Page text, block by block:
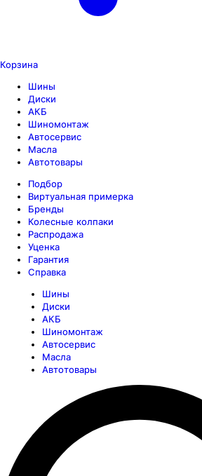
Корзина
Шины
Диски
АКБ
Шиномонтаж
Автосервис
Масла
Автотовары
Подбор
Виртуальная примерка
Бренды
Колесные колпаки
Распродажа
Уценка
Гарантия
Справка
Шины
Диски
АКБ
Шиномонтаж
Автосервис
Масла
Автотовары